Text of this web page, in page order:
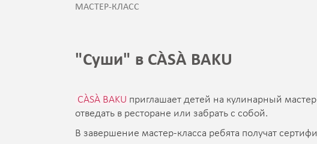
МАСТЕР-КЛАСС
"Суши" в CÀSÀ BAKU
CÀSÀ BAKU приглашает детей на кулинарный
отведать в ресторане или забрать с собой.
В завершение мастер-класса ребята получат